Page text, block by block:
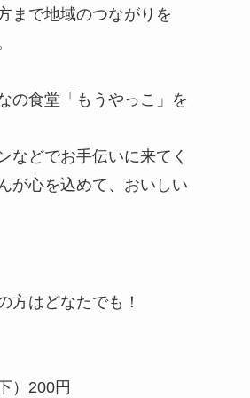
まで地域のつながりを
の食堂「もうやっこ」を
などでお手伝いに来てく
が心を込めて、おいしい
方はどなたでも！
）200円